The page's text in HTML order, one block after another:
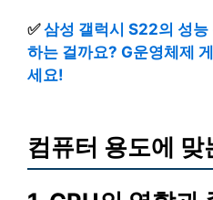
✅삼성 갤럭시 S22의 성
하는 걸까요? G운영체제
세요!
컴퓨터 용도에 맞